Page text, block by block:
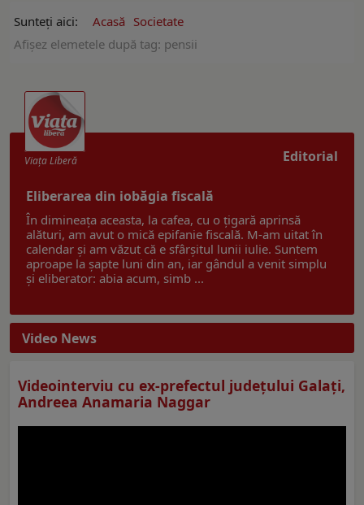
Sunteți aici: Acasă Societate
Afişez elemetele după tag: pensii
Editorial
Viaţa Liberă
Eliberarea din iobăgia fiscală
În dimineața aceasta, la cafea, cu o țigară aprinsă
alături, am avut o mică epifanie fiscală. M-am uitat în
calendar și am văzut că e sfârșitul lunii iulie. Suntem
aproape la șapte luni din an, iar gândul a venit simplu
și eliberator: abia acum, simb ...
Video News
Videointerviu cu ex-prefectul judeţului Galaţi,
Andreea Anamaria Naggar